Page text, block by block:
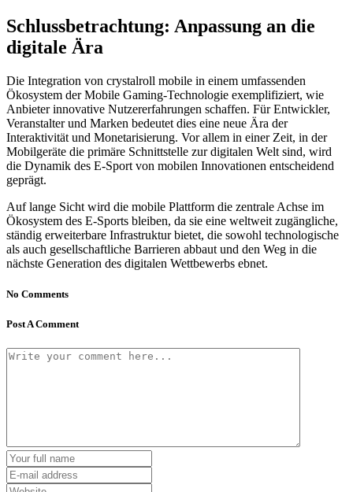
Schlussbetrachtung: Anpassung an die
digitale Ära
Die Integration von ‎crystalroll mobile‎ in einem umfassenden
Ökosystem der Mobile Gaming-Technologie exemplifiziert, wie
Anbieter innovative Nutzererfahrungen schaffen. Für Entwickler,
Veranstalter und Marken bedeutet dies eine neue Ära der
Interaktivität und Monetarisierung. Vor allem in einer Zeit, in der
Mobilgeräte die primäre Schnittstelle zur digitalen Welt sind, wird
die Dynamik des E-Sport von mobilen Innovationen entscheidend
geprägt.
Auf lange Sicht wird die mobile Plattform die zentrale Achse im
Ökosystem des E-Sports bleiben, da sie eine weltweit zugängliche,
ständig erweiterbare Infrastruktur bietet, die sowohl technologische
als auch gesellschaftliche Barrieren abbaut und den Weg in die
nächste Generation des digitalen Wettbewerbs ebnet.
No Comments
Post A Comment